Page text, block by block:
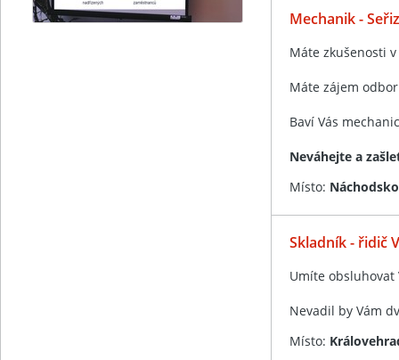
Mechanik -
Máte zkušenosti
Máte zájem
Baví Vás
Neváhejte a
Místo:
Skladník - řidič
Umíte obsluhovat
Nevadil by Vám
Místo: